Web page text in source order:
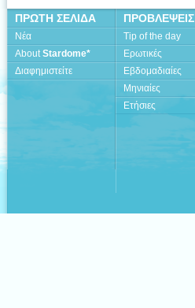
ΠΡΩΤΗ ΣΕΛΙΔΑ
Νέα
AboutStardome*
Διαφημιστείτε
ΠΡΟΒΛΕΨΕΙΣ
Tip of the day
Ερωτικές
Εβδομαδιαίες
Μηνιαίες
Ετήσιες